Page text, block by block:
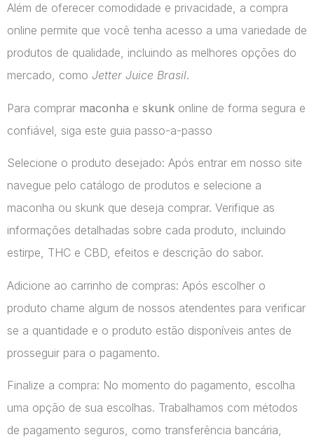
Além de oferecer comodidade e privacidade, a compra
online permite que você tenha acesso a uma variedade de
produtos de qualidade, incluindo as melhores opções do
mercado, como Jetter Juice Brasil.
Para comprar maconha e skunk online de forma segura e
confiável, siga este guia passo-a-passo
Selecione o produto desejado: Após entrar em nosso site
navegue pelo catálogo de produtos e selecione a
maconha ou skunk que deseja comprar. Verifique as
informações detalhadas sobre cada produto, incluindo
estirpe, THC e CBD, efeitos e descrição do sabor.
Adicione ao carrinho de compras: Após escolher o
produto chame algum de nossos atendentes para verificar
se a quantidade e o produto estão disponíveis antes de
prosseguir para o pagamento.
Finalize a compra: No momento do pagamento, escolha
uma opção de sua escolhas. Trabalhamos com métodos
de pagamento seguros, como transferência bancária,